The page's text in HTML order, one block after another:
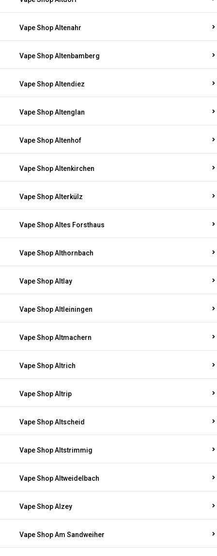
Vape Shop Altenahr
Vape Shop Altenbamberg
Vape Shop Altendiez
Vape Shop Altenglan
Vape Shop Altenhof
Vape Shop Altenkirchen
Vape Shop Alterkülz
Vape Shop Altes Forsthaus
Vape Shop Althornbach
Vape Shop Altlay
Vape Shop Altleiningen
Vape Shop Altmachern
Vape Shop Altrich
Vape Shop Altrip
Vape Shop Altscheid
Vape Shop Altstrimmig
Vape Shop Altweidelbach
Vape Shop Alzey
Vape Shop Am Sandweiher